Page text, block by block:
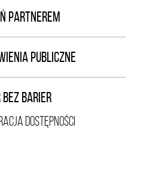
PARTNEREM
PUBLICZNE
BARIER
DOSTĘPNOŚCI